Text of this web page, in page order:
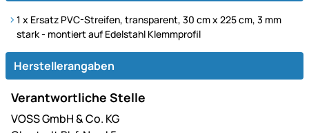
1 x Ersatz PVC-Streifen, transparent, 30 cm x 225 cm, 3 mm
stark - montiert auf Edelstahl Klemmprofil
Herstellerangaben
Verantwortliche Stelle
VOSS GmbH & Co. KG